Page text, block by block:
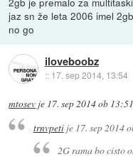
jaz sn že leta 2006 imel
no go
iloveboobz
:: 17. sep 2014, 13:54
mtosev je 17. sep 2014 ob 13:51
trnvpetije 17. sep 2014
2G rama bo cisto